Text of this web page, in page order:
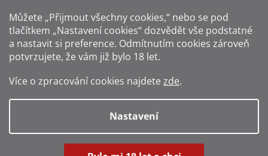
Můžete „Přijmout všechny cookies,“ nebo se pod
tlačítkem „Nastavení cookies“ dozvědět vše podstatné
a nastavit si preference. Odmítnutím cookies zároveň
potvrzujete, že vám již bylo 18 let.
Více o zpracování cookies najdete zde.
Nastavení
Zákaz prodeje alkoholu osobám mladším 18 let.
Vytvořil Shoptet